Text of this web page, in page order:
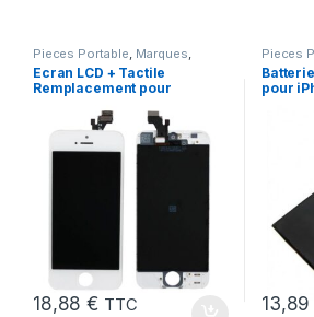
Pieces Portable Marques
Apple iPhone 5
Ecran LCD + Tactile
Remplacement pour
18,88€ TTC
Pieces
Apple
pour